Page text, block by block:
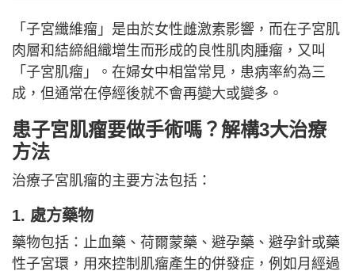
「子宮纖維瘤」是由於女性雌激素影響，而在子宮肌
肉層和結締組織增生而形成的良性肌肉腫瘤，又叫
「子宮肌瘤」。在婦女中相當常見，患病率約為三
成，但通常在停經後就不會再變大或變多。
患子宮肌瘤要做手術嗎？解構3大治療
方法
治療子宮肌瘤的主要方法包括：
1. 處方藥物
藥物包括：止血藥、荷爾蒙藥、避孕藥、避孕針或藥
性子宮環，用來控制肌瘤產生的併發症，例如月經過